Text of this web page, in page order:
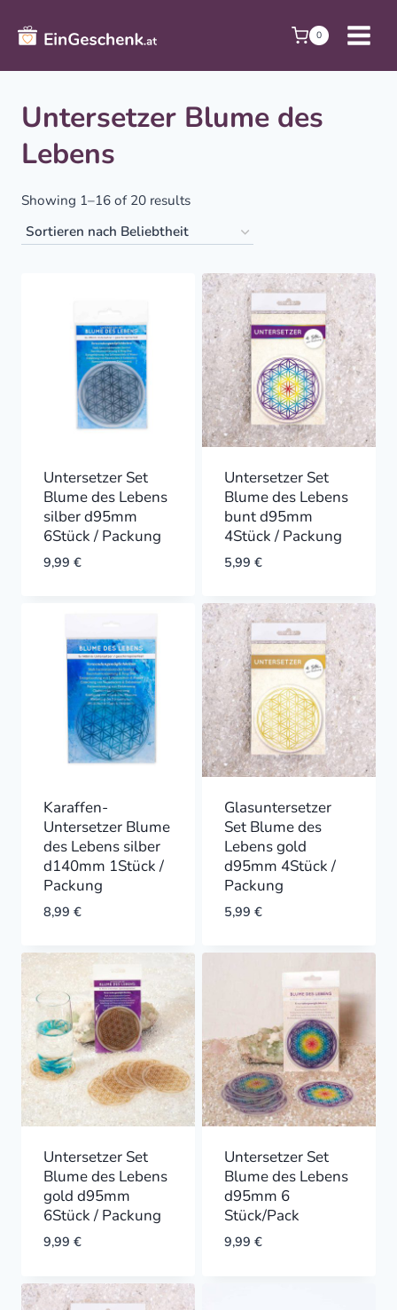
Inhalt
springen
0
Untersetzer Blume des
Lebens
Showing 1–16 of 20 resultsSorted
Untersetzer Set
Blume des Lebens
silber d95mm
6Stück / Packung
9,99 €
Untersetzer Set
Blume des Lebens
bunt d95mm
4Stück / Packung
5,99 €
Karaffen-
Untersetzer Blume
des Lebens silber
d140mm 1Stück /
Packung
8,99 €
Glasuntersetzer
Set Blume des
Lebens gold
d95mm 4Stück /
Packung
5,99 €
Untersetzer Set
Blume des Lebens
gold d95mm
6Stück / Packung
9,99 €
Untersetzer Set
Blume des Lebens
d95mm 6
Stück/Pack
9,99 €